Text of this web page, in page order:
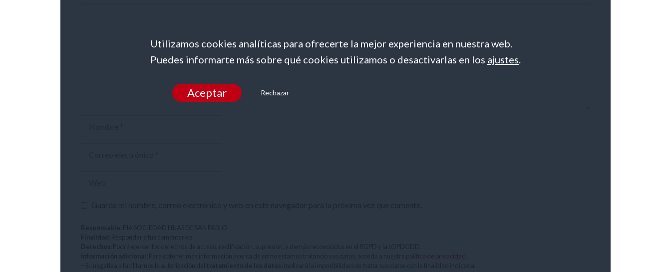
política de privacidad
Utilizamos cookies analíticas para ofrecerte la mejor experiencia en nuestra web.
Puedes informarte más sobre qué cookies utilizamos o desactivarlas en los ajustes.
Aceptar Rechazar